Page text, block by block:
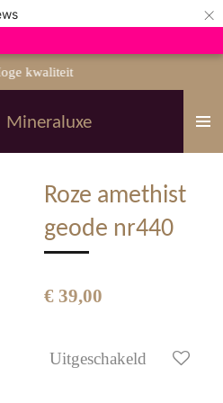
×
Mineraluxe
kwaliteit
Roze amethist
geode nr440
€ 39,00
Uitgeschakeld